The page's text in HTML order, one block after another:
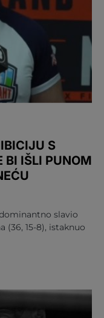
S
BI IŠLI PUNOM
slavio
15-8), istaknuo